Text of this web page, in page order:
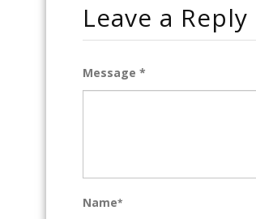
Leave a Reply
Message *
Name*